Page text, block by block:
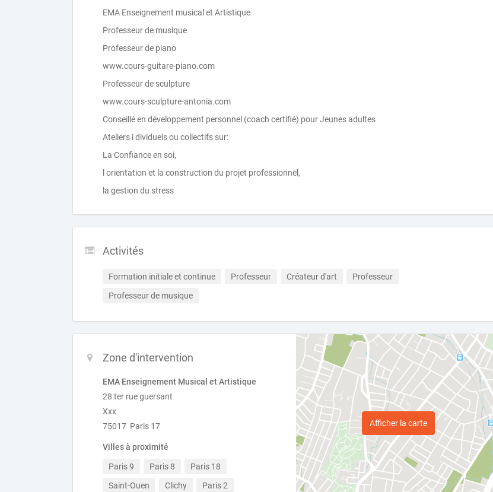
EMA Enseignement musical et Artistique
Professeur de musique
Professeur de piano
www.cours-guitare-piano.com
Professeur de sculpture
www.cours-sculpture-antonia.com
Conseillé en développement personnel (coach certifié) pour Jeunes adultes
Ateliers i dividuels ou collectifs sur:
La Confiance en soi,
l orientation et la construction du projet professionnel,
la gestion du stress
Activités
Formation initiale et continue Professeur Créateur d'art
Professeur
Professeur de musique
Zone d'intervention
EMA Enseignement Musical et Artistique
28 ter rue guersant
Xxx
75017 Paris 17
Villes à proximité
Paris 9 Paris 8
Paris 18
Saint-Ouen
Clichy
Paris 2
Afficher la carte